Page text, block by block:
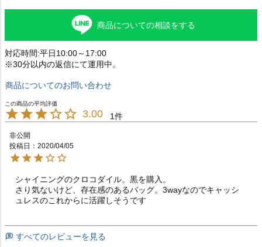
商品についての相談をする
対応時間:平日10:00～17:00
※30分以内の返信にて運用中。
商品についてのお問い合わせ
3.00 1
非公開
投稿日
2020/04/05
シャイニングのクロコダイル。黒を購入。
さり気ないけど、存在感のあるバッグ。3wayなのでキャッシ
ュレスのこれからに活躍しそうです
すべてのレビューを見る